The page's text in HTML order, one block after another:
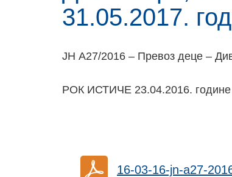
31.05.2017.
ЈН A27/2016 – Превоз деце –
РОК ИСТИЧЕ 23.04.2016. године
16-03-16-jn-a27-